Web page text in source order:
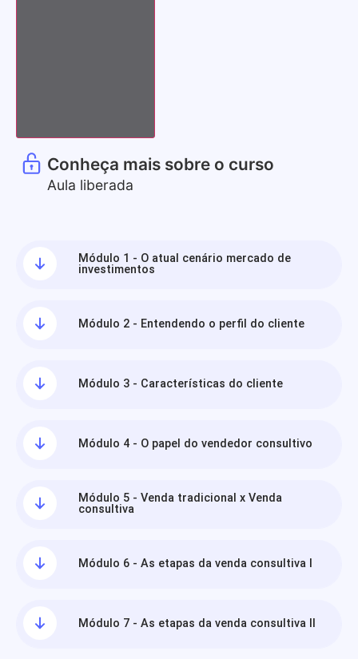
Conheça mais sobre o curso
Aula liberada
Módulo 1 - O atual cenário mercado de
investimentos
Módulo 2 - Entendendo o perfil do cliente
Módulo 3 - Características do cliente
Módulo 4 - O papel do vendedor consultivo
Módulo 5 - Venda tradicional x Venda
consultiva
Módulo 6 - As etapas da venda consultiva I
Módulo 7 - As etapas da venda consultiva II